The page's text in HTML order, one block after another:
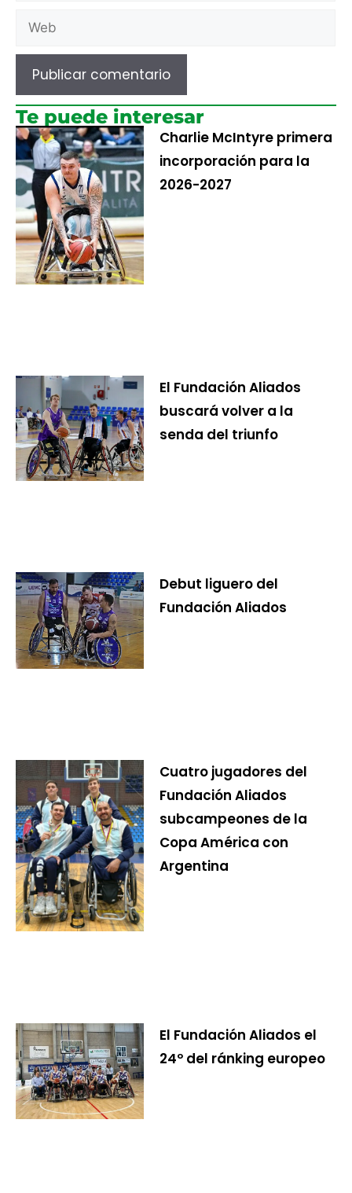
Te puede interesar
Charlie McIntyre primera
incorporación para la
2026-2027
El Fundación Aliados
buscará volver a la
senda del triunfo
Debut liguero del
Fundación Aliados
Cuatro jugadores del
Fundación Aliados
subcampeones de la
Copa América con
Argentina
El Fundación Aliados el
24º del ránking europeo